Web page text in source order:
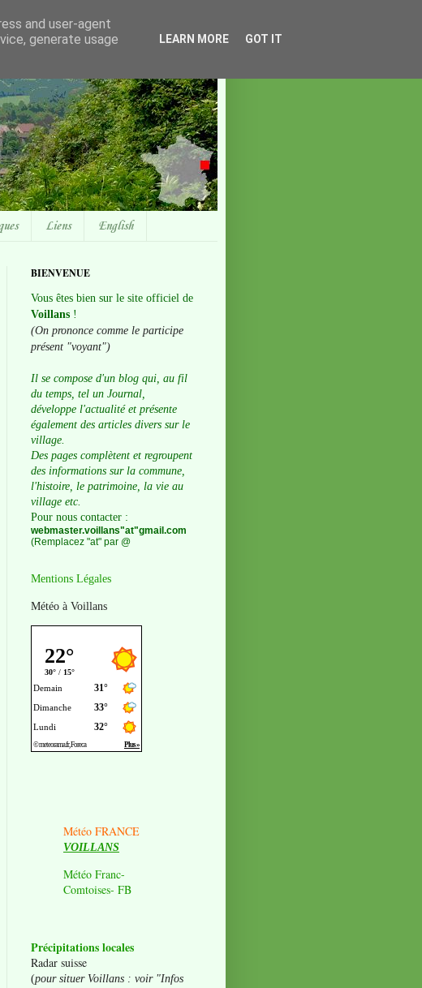
Liens English
BIENVENUE
Vous êtes bien sur le site officiel de
Voillans !
(On prononce comme le participe
présent "voyant")
Il se compose d'un blog qui, au fil
du temps, tel un Journal,
développe l'actualité et présente
également des articles divers sur le
village.
Des pages complètent et regroupent
des informations sur la commune,
l'histoire, le patrimoine, la vie au
village etc.
Pour nous contacter :
webmaster.voillans"at"gmail.com
(Remplacez "at" par @
Mentions Légales
Météo à Voillans
Météo FRANCE
VOILLANS
Météo Franc-
Comtoises- FB
Précipitations locales
Radar suisse
(pour situer Voillans : voir "Infos
and user-agent
generate usage
LEARN MORE GOT IT